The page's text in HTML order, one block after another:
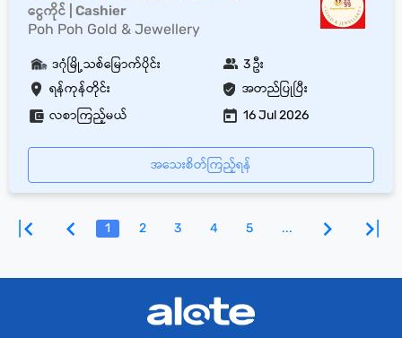
ငွေကိုင် | Cashier
Poh Poh Gold & Jewellery
ရန်ကုန်တိုင်း အတည်ပြုပြီး
ဒဂုံမြို့သစ်မြောက်ပိုင်း 3 ဦး
လစာကြည့်မယ် 16 Jul 2026
အသေးစိတ်ကြည့်ရန်
1 2 3 4 5 ...